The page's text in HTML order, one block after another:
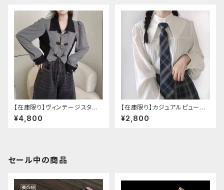
【在庫限り】ヴィンテージスタイ
ルバックルベルトシャツ
¥4,800
【在庫限り】カジュアルピューリ
タンカラープレッピーブラウス
¥2,800
セール中の商品